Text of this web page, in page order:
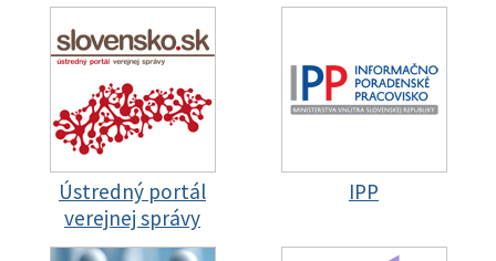
Ústredný portál
verejnej správy
IPP